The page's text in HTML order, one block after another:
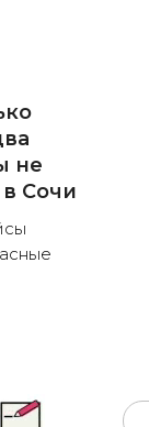
не
Сочи